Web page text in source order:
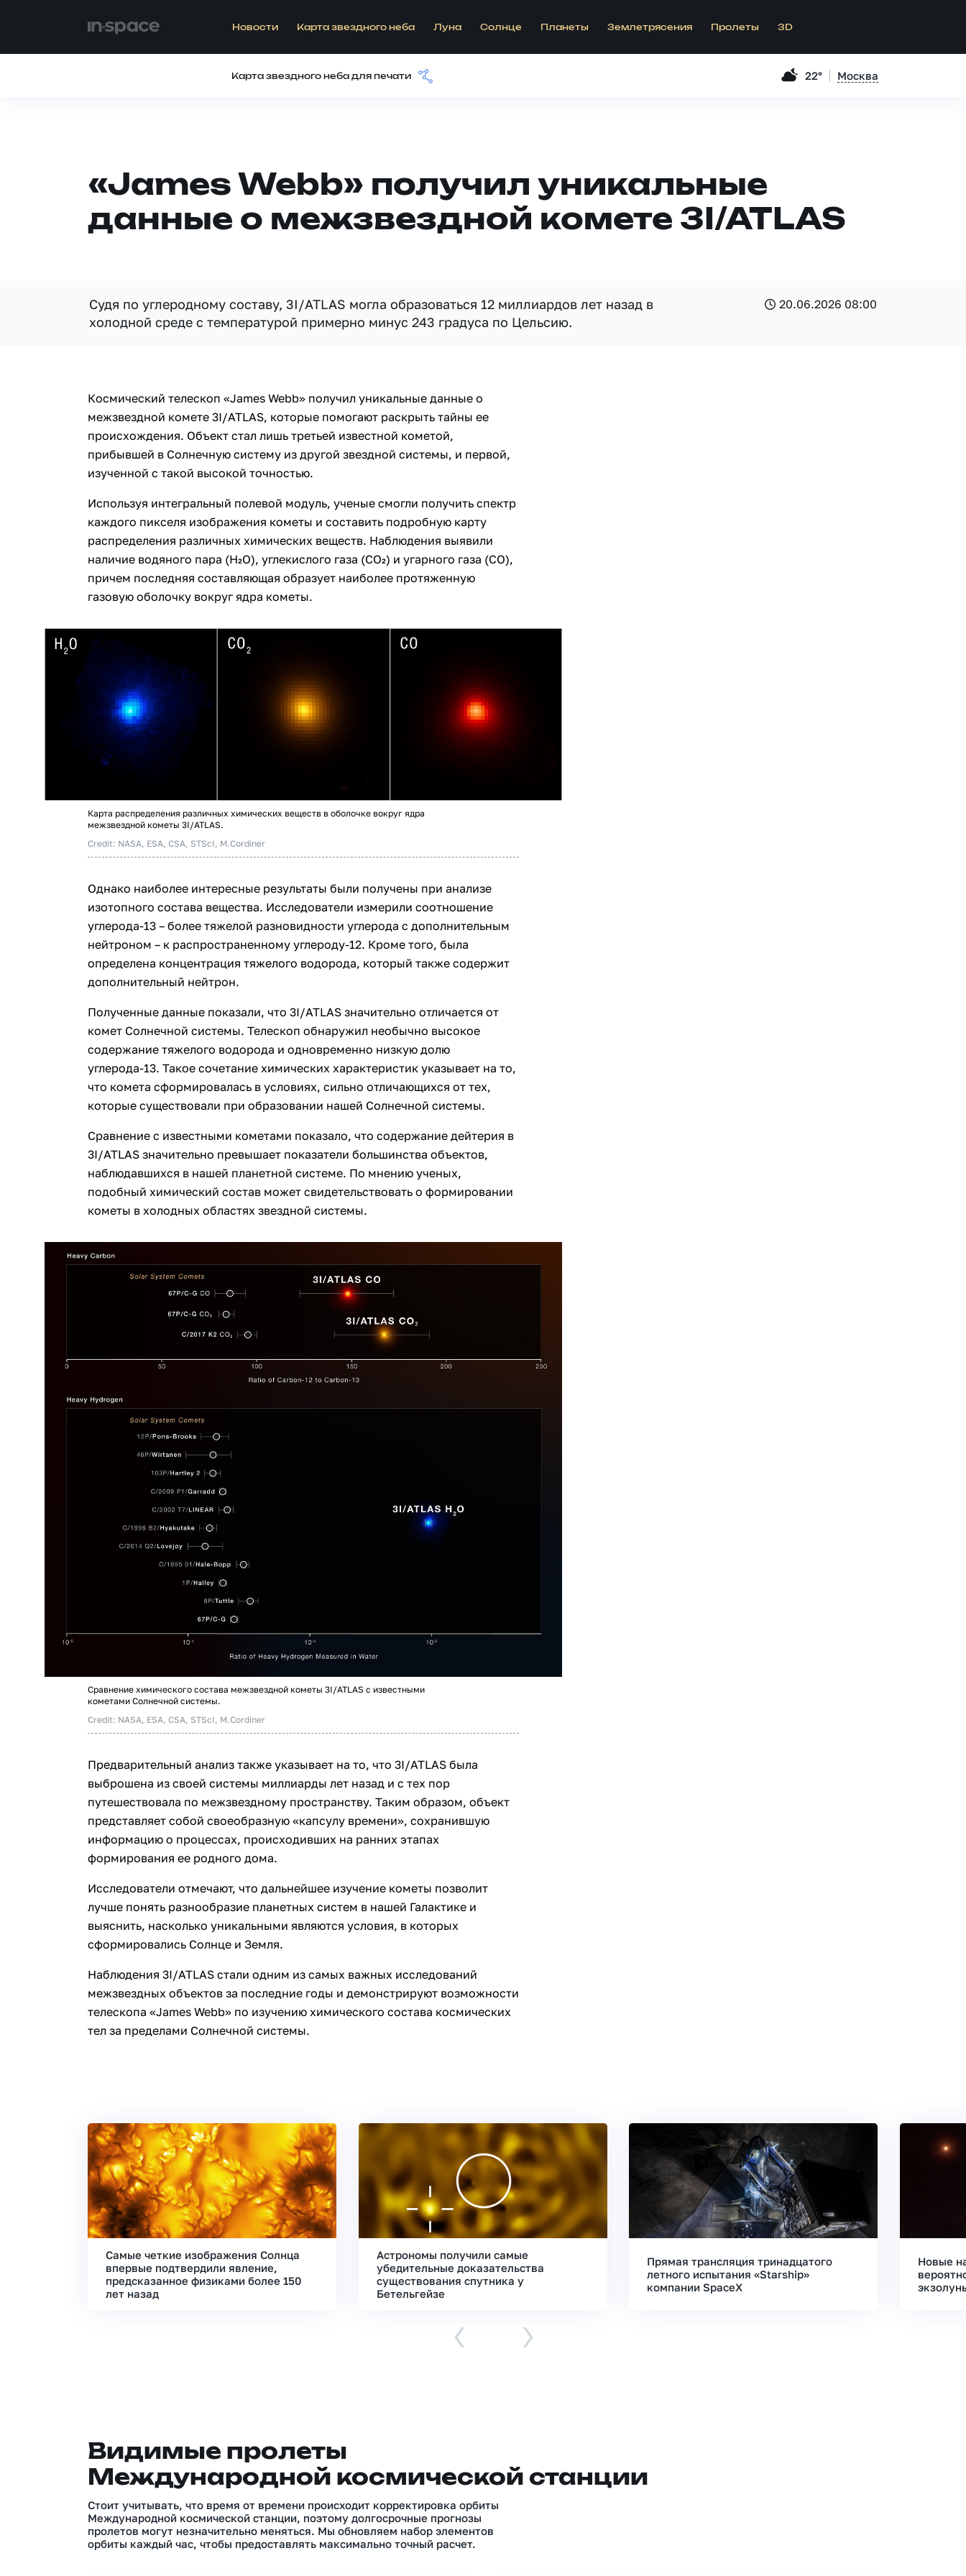
Новости Карта звездного неба Луна Солнце Планеты Землетрясения Пролеты 3D
Карта звездного неба для печати 22° Москва
«James Webb» получил уникальные
данные о межзвездной комете 3I/ATLAS
Судя по углеродному составу, 3I/ATLAS могла образоваться 12 миллиардов лет назад в
холодной среде с температурой примерно минус 243 градуса по Цельсию.
20.06.2026 08:00
Космический телескоп «James Webb» получил уникальные данные о
межзвездной комете 3I/ATLAS, которые помогают раскрыть тайны ее
происхождения. Объект стал лишь третьей известной кометой,
прибывшей в Солнечную систему из другой звездной системы, и первой,
изученной с такой высокой точностью.
Используя интегральный полевой модуль, ученые смогли получить спектр
каждого пикселя изображения кометы и составить подробную карту
распределения различных химических веществ. Наблюдения выявили
наличие водяного пара (H₂O), углекислого газа (CO₂) и угарного газа (CO),
причем последняя составляющая образует наиболее протяженную
газовую оболочку вокруг ядра кометы.
Карта распределения различных химических веществ в оболочке вокруг ядра
межзвездной кометы 3I/ATLAS.
Credit: NASA, ESA, CSA, STScI, M.Cordiner
Однако наиболее интересные результаты были получены при анализе
изотопного состава вещества. Исследователи измерили соотношение
углерода-13 – более тяжелой разновидности углерода с дополнительным
нейтроном – к распространенному углероду-12. Кроме того, была
определена концентрация тяжелого водорода, который также содержит
дополнительный нейтрон.
Полученные данные показали, что 3I/ATLAS значительно отличается от
комет Солнечной системы. Телескоп обнаружил необычно высокое
содержание тяжелого водорода и одновременно низкую долю
углерода-13. Такое сочетание химических характеристик указывает на то,
что комета сформировалась в условиях, сильно отличающихся от тех,
которые существовали при образовании нашей Солнечной системы.
Сравнение с известными кометами показало, что содержание дейтерия в
3I/ATLAS значительно превышает показатели большинства объектов,
наблюдавшихся в нашей планетной системе. По мнению ученых,
подобный химический состав может свидетельствовать о формировании
кометы в холодных областях звездной системы.
Сравнение химического состава межзвездной кометы 3I/ATLAS с известными
кометами Солнечной системы.
Credit: NASA, ESA, CSA, STScI, M.Cordiner
Предварительный анализ также указывает на то, что 3I/ATLAS была
выброшена из своей системы миллиарды лет назад и с тех пор
путешествовала по межзвездному пространству. Таким образом, объект
представляет собой своеобразную «капсулу времени», сохранившую
информацию о процессах, происходивших на ранних этапах
формирования ее родного дома.
Исследователи отмечают, что дальнейшее изучение кометы позволит
лучше понять разнообразие планетных систем в нашей Галактике и
выяснить, насколько уникальными являются условия, в которых
сформировались Солнце и Земля.
Наблюдения 3I/ATLAS стали одним из самых важных исследований
межзвездных объектов за последние годы и демонстрируют возможности
телескопа «James Webb» по изучению химического состава космических
тел за пределами Солнечной системы.
Самые четкие изображения Солнца
впервые подтвердили явление,
предсказанное физиками более 150
лет назад
Астрономы получили самые
убедительные доказательства
существования спутника у
Бетельгейзе
Прямая трансляция тринадцатого
летного испытания «Starship»
компании SpaceX
Новые
‹ ›
Видимые пролеты
Международной космической станции
Стоит учитывать, что время от времени происходит корректировка орбиты
Международной космической станции, поэтому долгосрочные прогнозы
пролетов могут незначительно меняться. Мы обновляем набор элементов
орбиты каждый час, чтобы предоставлять максимально точный расчет.